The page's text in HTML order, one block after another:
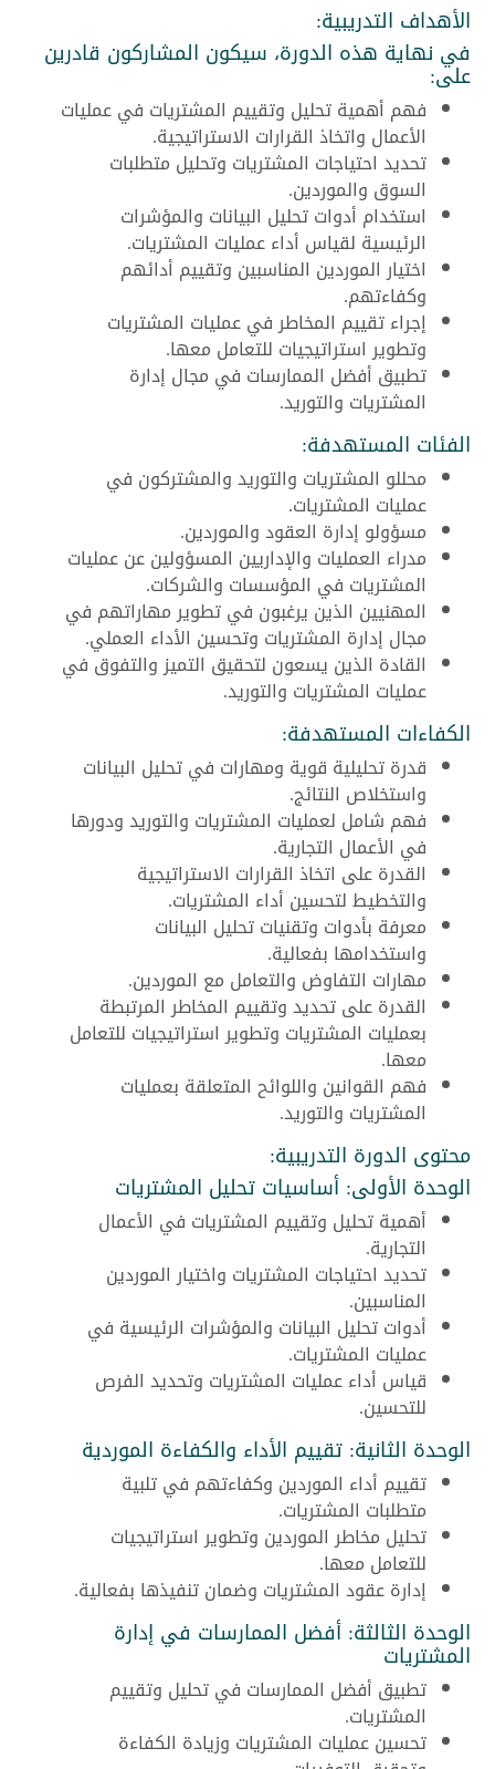
الأهداف التدريبية:
في نهاية هذه الدورة، سيكون المشاركون قادرين
على:
فهم أهمية تحليل وتقييم المشتريات في عمليات
الأعمال واتخاذ القرارات الاستراتيجية.
تحديد احتياجات المشتريات وتحليل متطلبات
السوق والموردين.
استخدام أدوات تحليل البيانات والمؤشرات
الرئيسية لقياس أداء عمليات المشتريات.
اختيار الموردين المناسبين وتقييم أدائهم
وكفاءتهم.
إجراء تقييم المخاطر في عمليات المشتريات
وتطوير استراتيجيات للتعامل معها.
تطبيق أفضل الممارسات في مجال إدارة
المشتريات والتوريد.
الفئات المستهدفة:
محللو المشتريات والتوريد والمشتركون في
عمليات المشتريات.
مسؤولو إدارة العقود والموردين.
مدراء العمليات والإداريين المسؤولين عن عمليات
المشتريات في المؤسسات والشركات.
المهنيين الذين يرغبون في تطوير مهاراتهم في
مجال إدارة المشتريات وتحسين الأداء العملي.
القادة الذين يسعون لتحقيق التميز والتفوق في
عمليات المشتريات والتوريد.
الكفاءات المستهدفة:
قدرة تحليلية قوية ومهارات في تحليل البيانات
واستخلاص النتائج.
فهم شامل لعمليات المشتريات والتوريد ودورها
في الأعمال التجارية.
القدرة على اتخاذ القرارات الاستراتيجية
والتخطيط لتحسين أداء المشتريات.
معرفة بأدوات وتقنيات تحليل البيانات
واستخدامها بفعالية.
مهارات التفاوض والتعامل مع الموردين.
القدرة على تحديد وتقييم المخاطر المرتبطة
بعمليات المشتريات وتطوير استراتيجيات للتعامل
معها.
فهم القوانين واللوائح المتعلقة بعمليات
المشتريات والتوريد.
محتوى الدورة التدريبية:
الوحدة الأولى: أساسيات تحليل المشتريات
أهمية تحليل وتقييم المشتريات في الأعمال
التجارية.
تحديد احتياجات المشتريات واختيار الموردين
المناسبين.
أدوات تحليل البيانات والمؤشرات الرئيسية في
عمليات المشتريات.
قياس أداء عمليات المشتريات وتحديد الفرص
للتحسين.
الوحدة الثانية: تقييم الأداء والكفاءة الموردية
تقييم أداء الموردين وكفاءتهم في تلبية
متطلبات المشتريات.
تحليل مخاطر الموردين وتطوير استراتيجيات
للتعامل معها.
إدارة عقود المشتريات وضمان تنفيذها بفعالية.
الوحدة الثالثة: أفضل الممارسات في إدارة
المشتريات
تطبيق أفضل الممارسات في تحليل وتقييم
المشتريات.
تحسين عمليات المشتريات وزيادة الكفاءة